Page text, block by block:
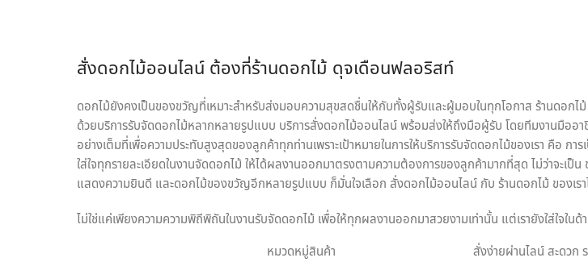
สั่งดอกไม้ออนไลน์ ต้องที่ร้านดอกไม้ ดุจเดือนฟลอริสท์
ดอกไม้ยังคงเป็นของขวัญที่เหมาะสำหรับส่งมอบความสุขสดชื่นให้กับทั้งผู้รับและผู้มอบในทุกโอกาส ร้านดอก
ด้วยบริการรับจัดดอกไม้หลากหลายรูปแบบ บริการสั่งดอกไม้ออนไลน์ พร้อมส่งให้ถึงมือผู้รับ โดยทีมงานมืออา
อย่างเต็มที่เพื่อความประทับสูงสุดของลูกค้าทุกท่านเพราะเป้าหมายในการให้บริการรับจัดดอกไม้ของเรา คือ
ใส่ใจทุกรายละเอียดในงานจัดดอกไม้ ให้ได้ผลงานออกมาตรงตามความต้องการของลูกค้ามากที่สุด ไม่ว่าจ
แสดงความยินดี และดอกไม้ของขวัญอีกหลายรูปแบบ ก็มั่นใจเลือก สั่งดอกไม้ออนไลน์ กับ ร้านดอกไม้ ของเรา
ไม่ใช่แค่เพียงความความพิถีพิถันในงานรับจัดดอกไม้ เพื่อให้ทุกผลงานออกมาสวยงามเท่านั้น แต่เรายังใส่ใจ
เชี่ยวชาญด้านดอกไม้เป็นพิเศษ สามารถดูแลรักษาสินค้าให้ถึงมือผู้รับได้อย่างสมบูรณ์ที่สุด เพราะเรา คือ ร้า
หมวดหมู่สินค้า
สั่งง่ายผ่านไลน์ สะดวก ร